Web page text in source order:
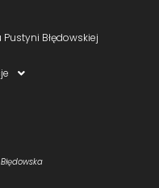
Błędowskiej